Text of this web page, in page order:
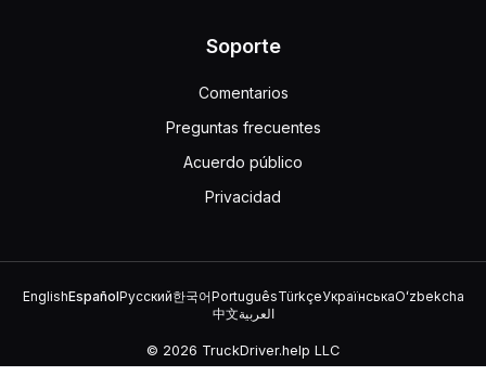
Soporte
Comentarios
Preguntas frecuentes
Acuerdo público
Privacidad
EnglishEspañolРусский한국어PortuguêsTürkçeУкраїнськаOʻzbekcha
中文العربية
© 2026 TruckDriver.help LLC